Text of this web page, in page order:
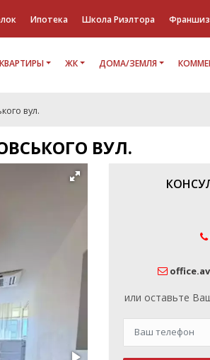
Ипотека Школа Риэлтора
КВАРТИРЫ ЖК ДОМА/ЗЕМЛЯ
вул.
ВУЛ.
или оставьте